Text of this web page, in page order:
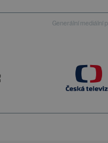
Generální mediální